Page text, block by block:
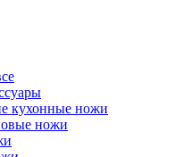
кухонные ножи
ножи